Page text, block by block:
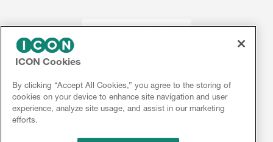
ICON Cookies
By clicking “Accept All Cookies,” you agree to the storing of
cookies on your device to enhance site navigation and user
experience, analyze site usage, and assist in our marketing
efforts.